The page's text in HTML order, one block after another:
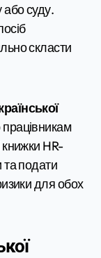
або суду.
скласти
HR-
та подати
для обох